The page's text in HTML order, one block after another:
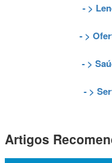
- >
- >
- >
- >
Artigos